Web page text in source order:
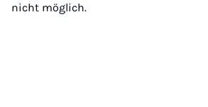
nicht möglich.